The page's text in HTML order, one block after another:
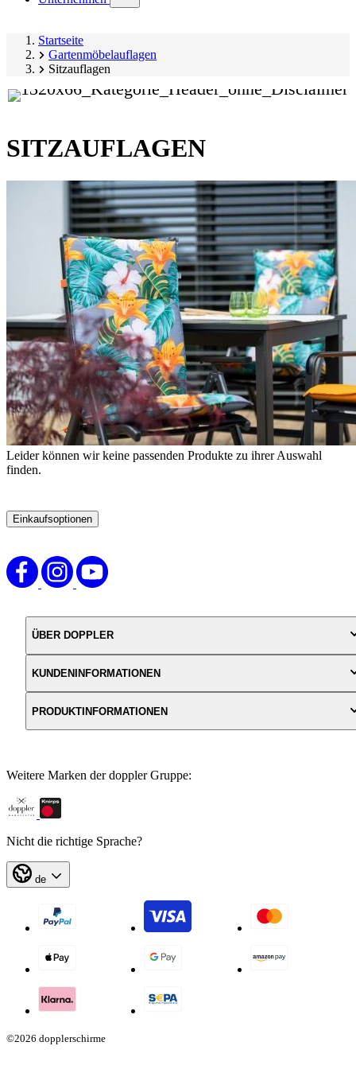
submenu)
Startseite
Gartenmöbelauflagen
Sitzauflagen
SITZAUFLAGEN
Einkaufsoptionen
Produktliste
springen
Leider können wir keine passenden Produkte zu ihrer Auswahl
finden.
ÜBER DOPPLER
KUNDENINFORMATIONEN
PRODUKTINFORMATIONEN
Weitere Marken der doppler Gruppe:
Nicht die richtige Sprache?
de
©2026 dopplerschirme